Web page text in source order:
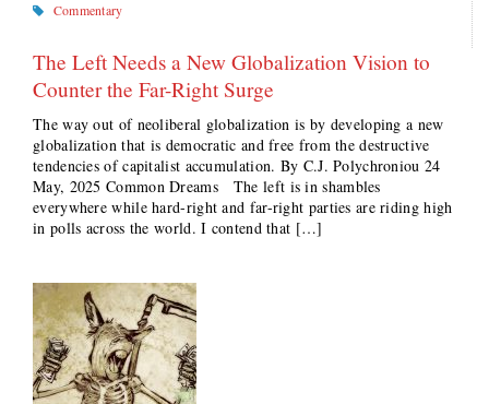
Commentary
The Left Needs a New Globalization Vision to
Counter the Far-Right Surge
The way out of neoliberal globalization is by developing a new
globalization that is democratic and free from the destructive
tendencies of capitalist accumulation. By C.J. Polychroniou 24
May, 2025 Common Dreams The left is in shambles
everywhere while hard-right and far-right parties are riding high
in polls across the world. I contend that […]